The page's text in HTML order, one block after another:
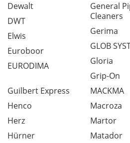
Dewalt
DWT
Elwis
Euroboor
EURODIMA
General
Cleaners
Gerima
GLOB
Gloria
Grip-On
Guilbert Express
Henco
Herz
Hürner
MACKMA
Macroza
Martor
Matador